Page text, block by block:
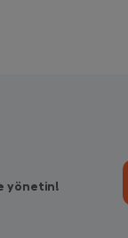
yönetin!